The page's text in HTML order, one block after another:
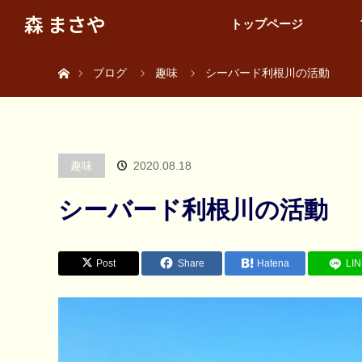
森 まさや トップページ
ブログ
趣味 シーバード利根川の活動
趣味 2020.08.18
シーバード利根川の活動
Post Share Hatena